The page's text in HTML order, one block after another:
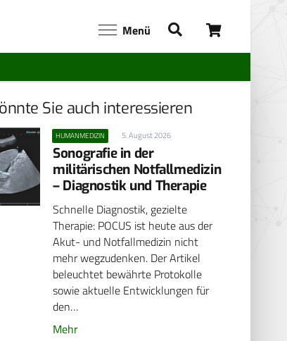
Menü
Sie auch interessieren
HUMANMEDIZIN 5. August 2026
Sonografie in der
militärischen Notfallmedizin
– Diagnostik und Therapie
Schnelle Diagnostik, gezielte
Therapie: POCUS ist heute aus der
Akut- und Notfallmedizin nicht
mehr wegzudenken. Der Artikel
beleuchtet bewährte Protokolle
sowie aktuelle Entwicklungen für
den…
Mehr